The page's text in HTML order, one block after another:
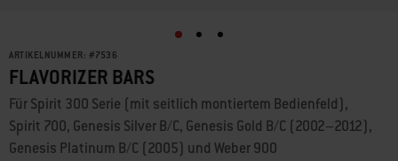
ARTIKELNUMMER: #7536
FLAVORIZER BARS
Für Spirit 300 Serie (mit seitlich montiertem Bedienfeld),
Spirit 700, Genesis Silver B/C, Genesis Gold B/C (2002–2012),
Genesis Platinum B/C (2005) und Weber 900